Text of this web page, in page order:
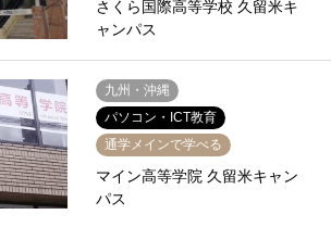
さくら国際高等学校 久留米キ
ャンパス
九州・沖縄
パソコン・ICT教育
通学メインで学べる
マイン高等学院 久留米キャン
パス